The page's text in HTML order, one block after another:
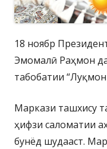
18 ноябр
Эмомалӣ Раҳмон
табобатии
Маркази ташхису
ҳифзи саломатии
бунёд шудааст.